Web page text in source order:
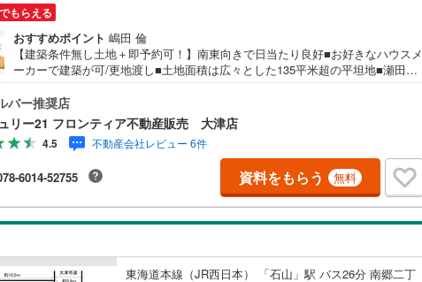
もらえる
おすすめポイント 嶋田 倫
【建築条件無し土地＋即予約可！】南東向きで日当たり良好■お好きなハウスメ
ーカーで建築が可/更地渡し■土地面積は広々とした135平米超の平坦地■瀬田東
坦地で、周囲との境界も分かりやすい地形です・接道間口が約14.2mと広いた
め、並列駐車複数台や開放的な外観デザインの設計が可能です・建ぺい率6
0％、容積率200％の地域のため、3階建てやボリュームのある設計にも適してい
ます・周辺は落ち着いた住環境が広がり、のびのびとした暮らしが実現できま
す 立地・大津市立瀬田東小学校まで徒歩約9分・大津市立瀬田北中学校まで徒
歩約23分 弊社が選ばれる理由 1.お金の扱い方のプロ、ファイナンシャルプラン
ナーが資金計画をサポート！2.買い替えなどにも対応できる売却専門チームあ
り！3.たくさんの銀行と繋がりがあるため、最も低金利になるように審査が可
能！弊社は専門家同士が連携をとっているため、より多くの知見がございます
バー推奨店
リー21 フロンティア不動産販売 大津店
4.5 不動産会社レビュー 6件
6014-52755 資料をもらう 無料
東海道本線（JR西日本） 「石山」駅 バス26分 南郷二丁